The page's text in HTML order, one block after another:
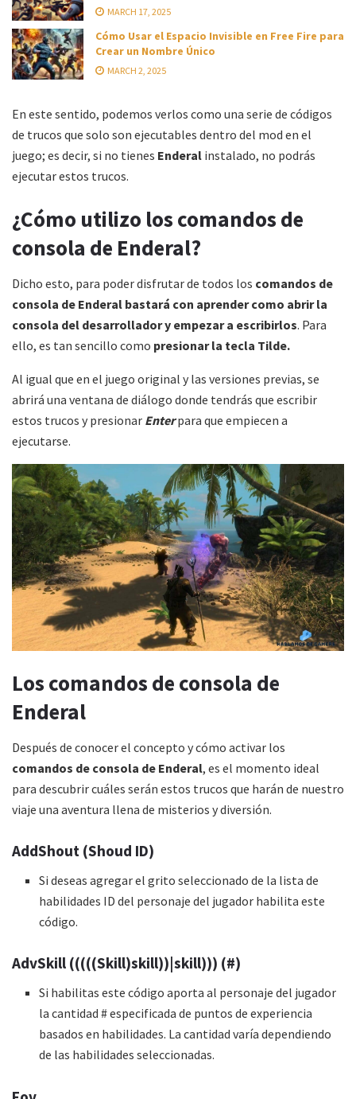
MARCH 17, 2025
Cómo Usar el Espacio Invisible en Free Fire para
Crear un Nombre Único
MARCH 2, 2025
En este sentido, podemos verlos como una serie de códigos
de trucos que solo son ejecutables dentro del mod en el
juego; es decir, si no tienes Enderal instalado, no podrás
ejecutar estos trucos.
¿Cómo utilizo los comandos de
consola de Enderal?
Dicho esto, para poder disfrutar de todos los comandos de
consola de Enderal bastará con aprender como abrir la
consola del desarrollador y empezar a escribirlos. Para
ello, es tan sencillo como presionar la tecla Tilde.
Al igual que en el juego original y las versiones previas, se
abrirá una ventana de diálogo donde tendrás que escribir
estos trucos y presionar Enterpara que empiecen a
ejecutarse.
Los comandos de consola de
Enderal
Después de conocer el concepto y cómo activar los
comandos de consola de Enderal, es el momento ideal
para descubrir cuáles serán estos trucos que harán de nuestro
viaje una aventura llena de misterios y diversión.
AddShout (Shoud ID)
Si deseas agregar el grito seleccionado de la lista de
habilidades ID del personaje del jugador habilita este
código.
AdvSkill (((((Skill)skill))|skill))) (#)
Si habilitas este código aporta al personaje del jugador
la cantidad # especificada de puntos de experiencia
basados en habilidades. La cantidad varía dependiendo
de las habilidades seleccionadas.